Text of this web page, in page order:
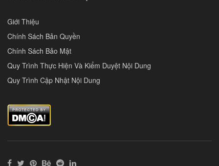
Giới Thiệu
Chính Sách Bản Quyền
Chính Sách Bảo Mật
Quy Trình Thực Hiện Và Kiểm Duyệt Nội Dung
Quy Trình Cập Nhật Nội Dung